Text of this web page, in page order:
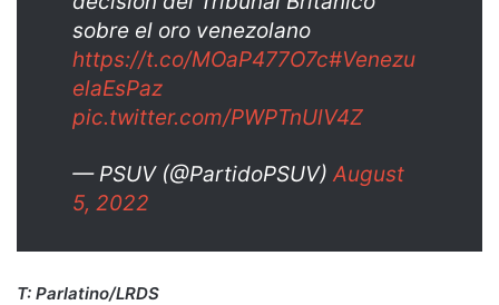
sobre el oro venezolano
https://t.co/MOaP477O7c#Venezu
elaEsPaz
pic.twitter.com/PWPTnUlV4Z
— PSUV (@PartidoPSUV)August
5, 2022
T: Parlatino/LRDS